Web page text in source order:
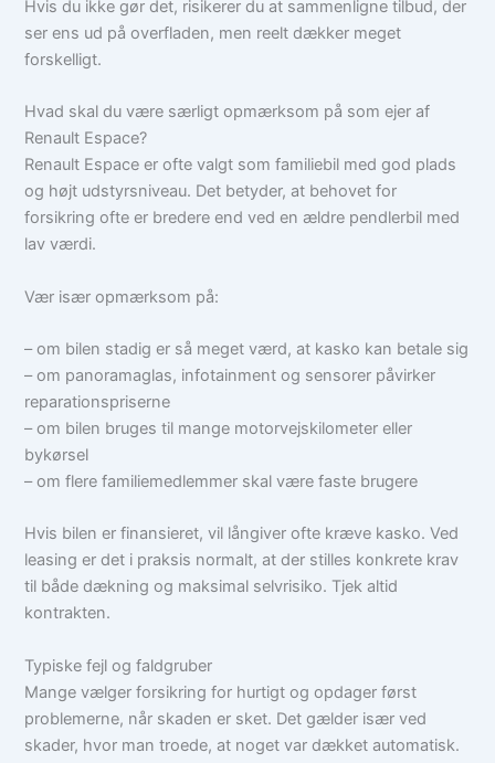
Hvis du ikke gør det, risikerer du at sammenligne tilbud, der
ser ens ud på overfladen, men reelt dækker meget
forskelligt.
Hvad skal du være særligt opmærksom på som ejer af
Renault Espace?
Renault Espace er ofte valgt som familiebil med god plads
og højt udstyrsniveau. Det betyder, at behovet for
forsikring ofte er bredere end ved en ældre pendlerbil med
lav værdi.
Vær især opmærksom på:
– om bilen stadig er så meget værd, at kasko kan betale sig
– om panoramaglas, infotainment og sensorer påvirker
reparationspriserne
– om bilen bruges til mange motorvejskilometer eller
bykørsel
– om flere familiemedlemmer skal være faste brugere
Hvis bilen er finansieret, vil långiver ofte kræve kasko. Ved
leasing er det i praksis normalt, at der stilles konkrete krav
til både dækning og maksimal selvrisiko. Tjek altid
kontrakten.
Typiske fejl og faldgruber
Mange vælger forsikring for hurtigt og opdager først
problemerne, når skaden er sket. Det gælder især ved
skader, hvor man troede, at noget var dækket automatisk.